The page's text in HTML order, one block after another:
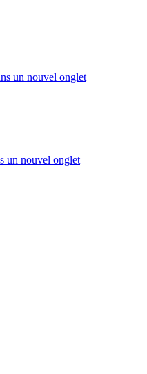
un nouvel onglet
un nouvel onglet